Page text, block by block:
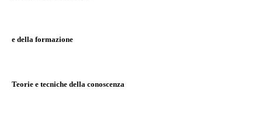
e della formazione
Teorie e tecniche della conoscenza